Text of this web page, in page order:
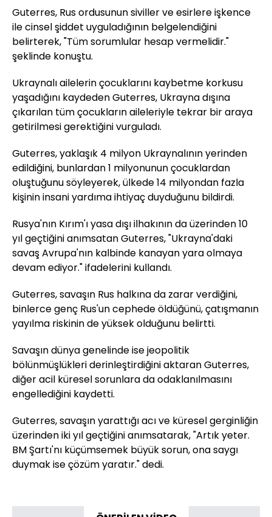
Guterres, Rus ordusunun siviller ve esirlere işkence
ile cinsel şiddet uyguladığının belgelendiğini
belirterek, "Tüm sorumlular hesap vermelidir."
şeklinde konuştu.
Ukraynalı ailelerin çocuklarını kaybetme korkusu
yaşadığını kaydeden Guterres, Ukrayna dışına
çıkarılan tüm çocukların aileleriyle tekrar bir araya
getirilmesi gerektiğini vurguladı.
Guterres, yaklaşık 4 milyon Ukraynalının yerinden
edildiğini, bunlardan 1 milyonunun çocuklardan
oluştuğunu söyleyerek, ülkede 14 milyondan fazla
kişinin insani yardıma ihtiyaç duyduğunu bildirdi.
Rusya'nın Kırım'ı yasa dışı ilhakının da üzerinden 10
yıl geçtiğini anımsatan Guterres, "Ukrayna'daki
savaş Avrupa'nın kalbinde kanayan yara olmaya
devam ediyor." ifadelerini kullandı.
Guterres, savaşın Rus halkına da zarar verdiğini,
binlerce genç Rus'un cephede öldüğünü, çatışmanın
yayılma riskinin de yüksek olduğunu belirtti.
Savaşın dünya genelinde ise jeopolitik
bölünmüşlükleri derinleştirdiğini aktaran Guterres,
diğer acil küresel sorunlara da odaklanılmasını
engellediğini kaydetti.
Guterres, savaşın yarattığı acı ve küresel gerginliğin
üzerinden iki yıl geçtiğini anımsatarak, "Artık yeter.
BM Şartı'nı küçümsemek büyük sorun, ona saygı
duymak ise çözüm yaratır." dedi.